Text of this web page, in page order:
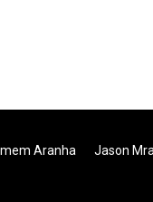
Aranha Jason